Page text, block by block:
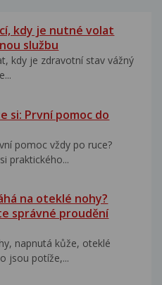
kdy je nutné volat
službu
kdy je zdravotní stav vážný
si: První pomoc do
pomoc vždy po ruce?
praktického...
na oteklé nohy?
správné proudění
napnutá kůže, oteklé
jsou potíže,...